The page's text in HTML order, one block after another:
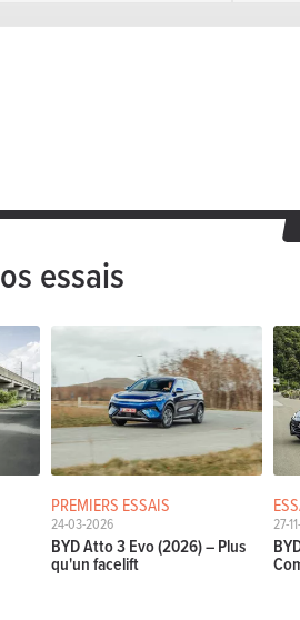
essais
PREMIERS ESSAIS
24-03-2026
BYD Atto 3 Evo (2026) – Plus
qu'un facelift
27-